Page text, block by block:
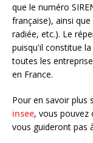
que le numéro
française), ainsi
radiée, etc.). Le
puisqu'il constitue
toutes les
en France.
Pour en savoir plus
insee, vous pouvez
vous guideront pas